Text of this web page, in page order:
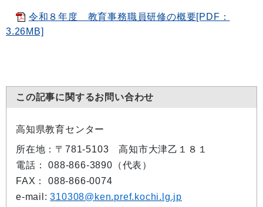
令和８年度 教育事務職員研修の概要[PDF：
3.26MB]
この記事に関するお問い合わせ
高知県教育センター
所在地：〒781-5103 高知市大津乙１８１
電話： 088-866-3890（代表）
FAX： 088-866-0074
e-mail:310308@ken.pref.kochi.lg.jp